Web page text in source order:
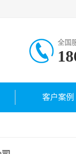
全国
客户案例